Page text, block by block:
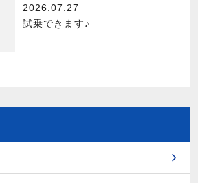
2026.07.27
試乗できます♪